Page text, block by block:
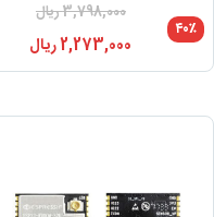
3,798,000ریال
2,273,000ریال
۴۰٪